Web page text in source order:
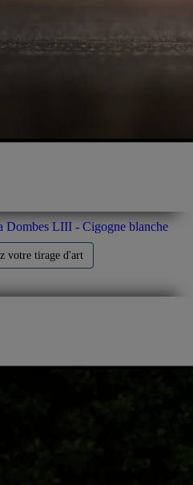
Dombes LIII - Cigogne blanche
votre tirage d'art